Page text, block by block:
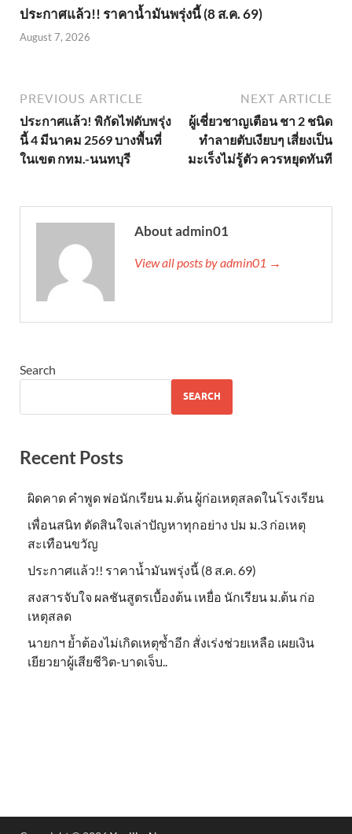
ประกาศแล้ว!! ราคาน้ำมันพรุ่งนี้ (8 ส.ค. 69)
August 7, 2026
PREVIOUS ARTICLE
ประกาศเเล้ว! พิกัดไฟดับพรุ่ง
นี้ 4 มีนาคม 2569 บางพื้นที่
ในเขต กทม.-นนทบุรี
NEXT ARTICLE
ผู้เชี่ยวชาญเตือน ชา 2 ชนิด
ทำลายตับเงียบๆ เสี่ยงเป็น
มะเร็งไม่รู้ตัว ควรหยุดทันที
About admin01
View all posts by admin01 →
Search
SEARCH
Recent Posts
ผิดคาด คำพูด พ่อนักเรียน ม.ต้น ผู้ก่อเหตุสลดในโรงเรียน
เพื่อนสนิท ตัดสินใจเล่าปัญหาทุกอย่าง ปม ม.3 ก่อเหตุ
สะเทือนขวัญ
ประกาศแล้ว!! ราคาน้ำมันพรุ่งนี้ (8 ส.ค. 69)
สงสารจับใจ ผลชันสูตรเบื้องต้น เหยื่อ นักเรียน ม.ต้น ก่อ
เหตุสลด
นายกฯ ย้ำต้องไม่เกิดเหตุซ้ำอีก สั่งเร่งช่วยเหลือ เผยเงิน
เยียวยาผู้เสียชีวิต-บาดเจ็บ..